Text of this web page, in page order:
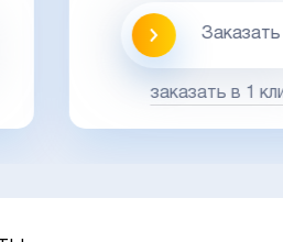
Заказать
заказать в 1